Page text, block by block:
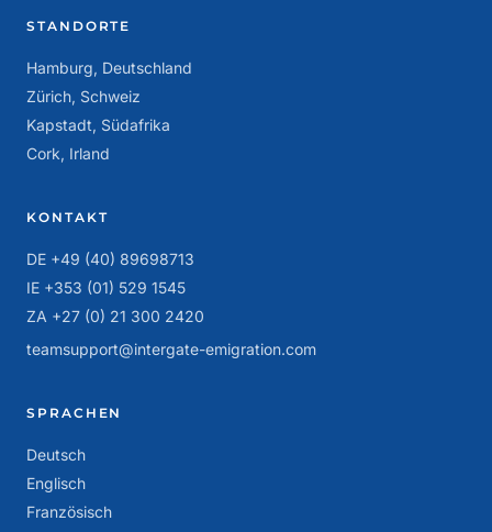
STANDORTE
Hamburg, Deutschland
Zürich, Schweiz
Kapstadt, Südafrika
Cork, Irland
KONTAKT
DE +49 (40) 89698713
IE +353 (01) 529 1545
ZA +27 (0) 21 300 2420
teamsupport@intergate-emigration.com
SPRACHEN
Deutsch
Englisch
Französisch